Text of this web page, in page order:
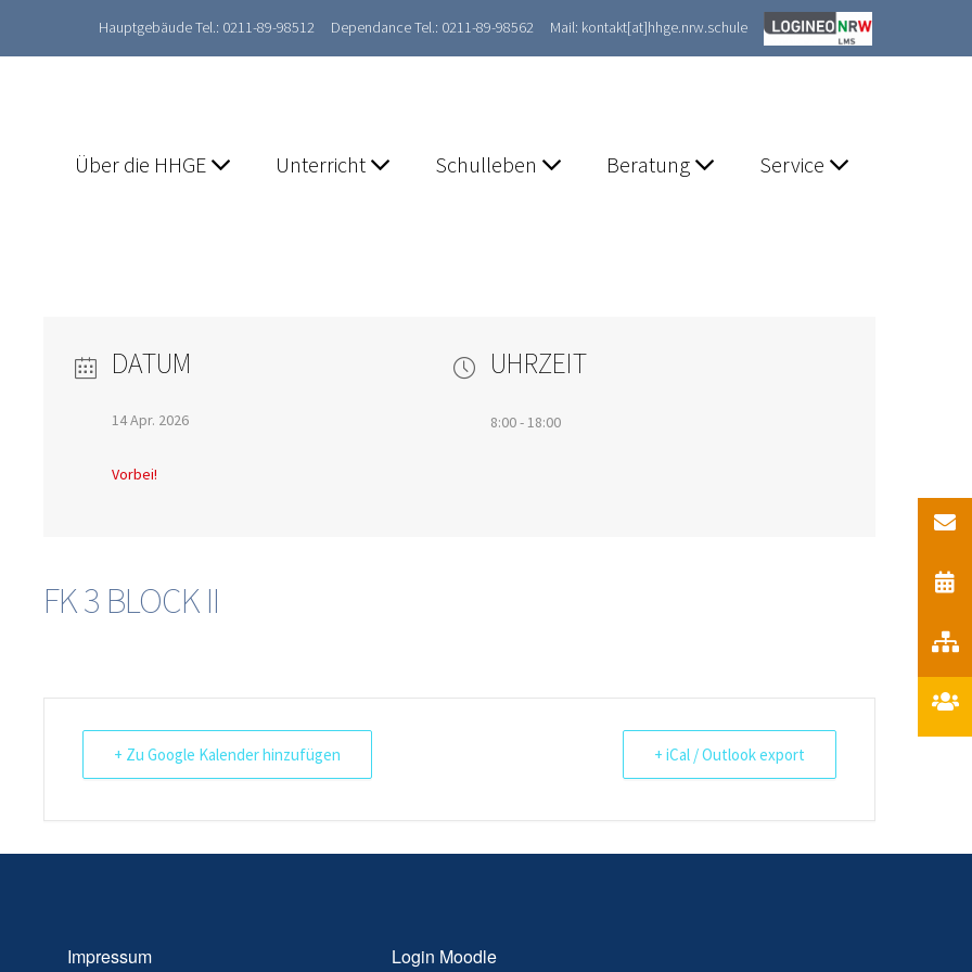
Hauptgebäude Tel.: 0211-89-98512 Dependance Tel.: 0211-89-98562 Mail: kontakt[at]hhge.nrw.schule
Über die HHGE Unterricht Schulleben Beratung Service
DATUM
14 Apr. 2026
Vorbei!
UHRZEIT
8:00 - 18:00
FK 3 BLOCK II
+ Zu Google Kalender hinzufügen + iCal / Outlook export
Impressum Login Moodle